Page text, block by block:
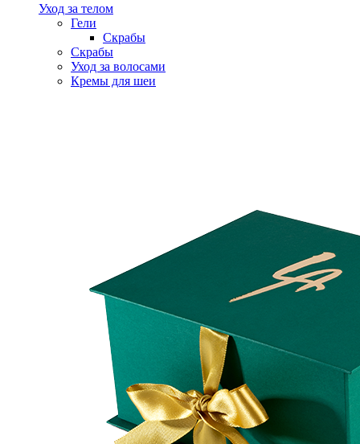
Уход за телом
Гели
Скрабы
Скрабы
Уход за волосами
Кремы для шеи